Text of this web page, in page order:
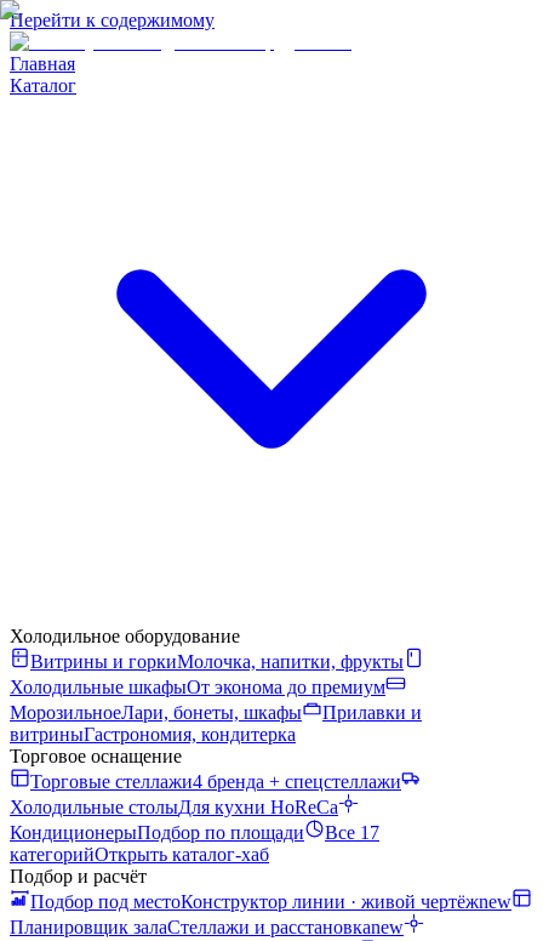
Перейти к содержимому
Главная
Каталог
Холодильное оборудование
Витрины и горкиМолочка, напитки, фрукты
Холодильные шкафыОт эконома до премиум
МорозильноеЛари, бонеты, шкафы
Прилавки и
витриныГастрономия, кондитерка
Торговое оснащение
Торговые стеллажи4 бренда + спецстеллажи
Холодильные столыДля кухни HoReCa
КондиционерыПодбор по площади
Все 17
категорийОткрыть каталог-хаб
Подбор и расчёт
Подбор под местоКонструктор линии · живой чертёжnew
Планировщик залаСтеллажи и расстановкаnew